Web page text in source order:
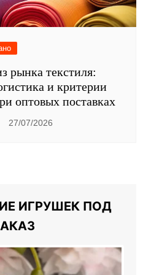
рынка текстиля:
и критерии
оптовых поставках
27/07/2026
ИГРУШЕК ПОД